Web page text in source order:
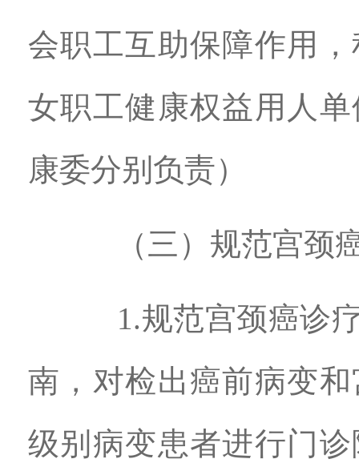
会职工互助保障作用
女职工健康权益用人
康委分别负责）
（三）规范宫颈癌
1.规范宫颈癌诊疗
南，对检出癌前病变
级别病变患者进行门